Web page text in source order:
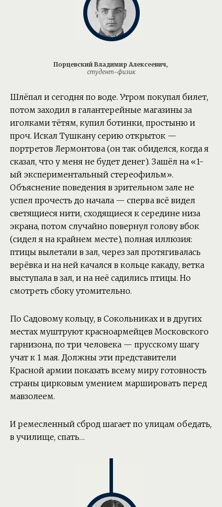
Порцевский Владимир Алексеевич,
студент-физик
Шлёпал и сегодня по воде. Утром покупал билет,
потом заходил в галантерейные магазины за
иголками тётям, купил ботинки, простыню и
проч. Искал Тушкану серию открыток —
портретов Лермонтова (он так обиделся, когда я
сказал, что у меня не будет денег). Зашёл на «1-
ый экспериментальный стереофильм».
Объяснение поведения в зрительном зале не
успел прочесть до начала — сперва всё видел
светящиеся нити, сходящиеся к середине низа
экрана, потом случайно повернул голову вбок
(сидел я на крайнем месте), полная иллюзия:
птицы вылетали в зал, через зал протягивалась
верёвка и на ней качался в кольце какаду, ветка
выступала в зал, и на неё садились птицы. Но
смотреть сбоку утомительно.
По Садовому кольцу, в Сокольниках и в других
местах муштруют красноармейцев Московского
гарнизона, по три человека — прусскому шагу
учат к 1 мая. Должны эти представители
Красной армии показать всему миру готовность
страны цирковым умением маршировать перед
мавзолеем.
И ремесленный сброд шагает по улицам обедать,
в училище, спать…